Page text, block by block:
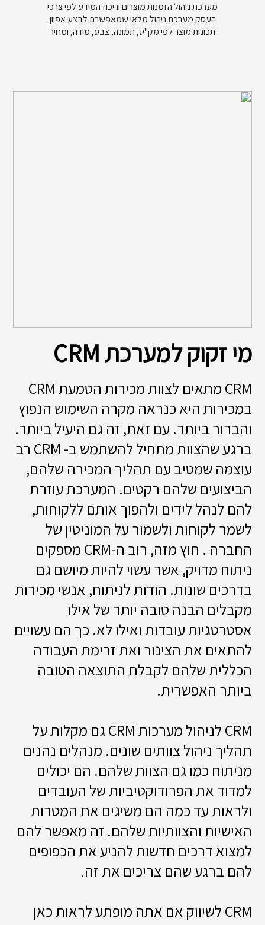
מערכת ניהול הזמנות מוצרים וריכוז המידע לפי צרכי
העסק מערכת ניהול מלאי שמאפשרת לבצע אפיון
תכונות מוצר לפי מק"ט, תמונה, צבע, מידה, ומחיר
מי זקוק למערכת CRM
CRM מתאים לצוות מכירות הטמעת CRM
במכירות היא כנראה מקרה השימוש הנפוץ
והברור ביותר. עם זאת, זה גם היעיל ביותר.
ברגע שהצוות מתחיל להשתמש ב- CRM רב
עוצמה שמטיב עם תהליך המכירה שלהם,
הביצועים שלהם רקטים. המערכת עוזרת
להם לנהל לידים ולהפוך אותם ללקוחות,
לשמר לקוחות ולשמור על המוניטין של
החברה . חוץ מזה, רוב ה-CRM מספקים
ניתוח מדויק, אשר עשוי להיות מיושם גם
בדרכים שונות. הודות לניתוח, אנשי מכירות
מקבלים הבנה טובה יותר של אילו
אסטרטגיות עובדות ואילו לא. כך הם עשויים
להתאים את הצינור ואת זרימת העבודה
הכללית שלהם לקבלת התוצאה הטובה
ביותר האפשרית.
CRM לניהול מערכות CRM גם מקלות על
תהליך ניהול צוותים שונים. מנהלים נהנים
מניתוח כמו גם הצוות שלהם. הם יכולים
למדוד את הפרודוקטיביות של העובדים
ולראות עד כמה הם משיגים את המטרות
האישיות והצוותיות שלהם. זה מאפשר להם
למצוא דרכים חדשות להניע את הכפופים
להם ברגע שהם צריכים את זה.
CRM לשיווק אם אתה מופתע לראות כאן